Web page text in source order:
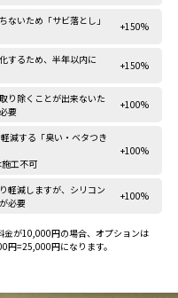
ないため「サビ落とし」
+150%
するため、半年以内に
+150%
り除くことが出来ないた
要
+100%
減する「臭い・ベタつき
工不可
+100%
軽減しますが、シリコン
必要
+100%
が10,000円の場合、オプションは
=25,000円になります。